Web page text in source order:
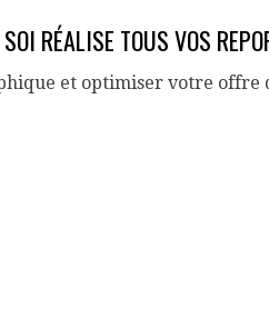
RÉALISE TOUS VOS
et optimiser votre offre